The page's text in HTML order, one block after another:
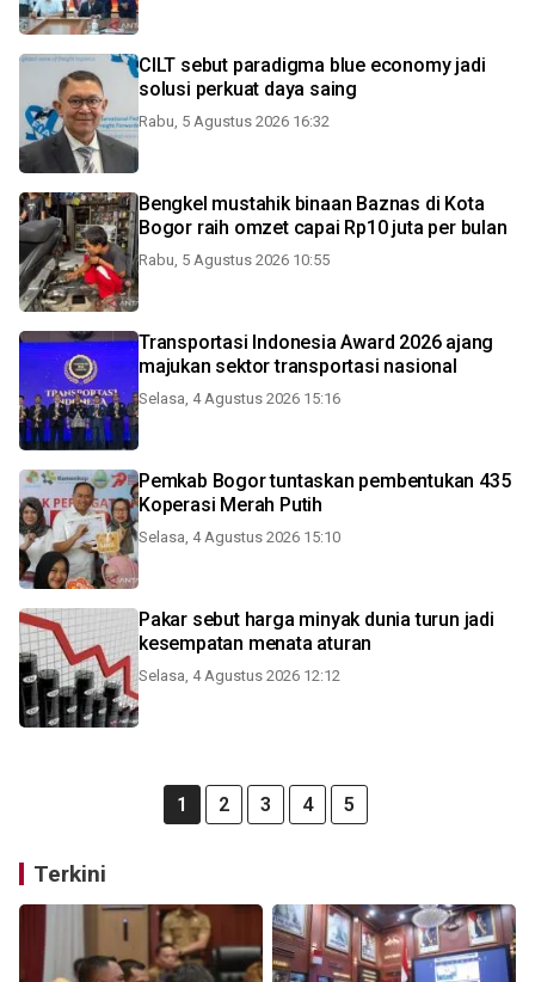
CILT sebut paradigma blue economy jadi
solusi perkuat daya saing
Rabu, 5 Agustus 2026 16:32
Bengkel mustahik binaan Baznas di Kota
Bogor raih omzet capai Rp10 juta per bulan
Rabu, 5 Agustus 2026 10:55
Transportasi Indonesia Award 2026 ajang
majukan sektor transportasi nasional
Selasa, 4 Agustus 2026 15:16
Pemkab Bogor tuntaskan pembentukan 435
Koperasi Merah Putih
Selasa, 4 Agustus 2026 15:10
Pakar sebut harga minyak dunia turun jadi
kesempatan menata aturan
Selasa, 4 Agustus 2026 12:12
1 2 3 4 5
Terkini